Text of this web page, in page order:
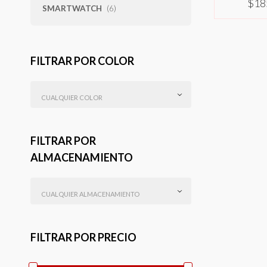
SMARTWATCH (6)
FILTRAR POR COLOR
CUALQUIER COLOR
FILTRAR POR
ALMACENAMIENTO
CUALQUIER ALMACENAMIENTO
FILTRAR POR PRECIO
$